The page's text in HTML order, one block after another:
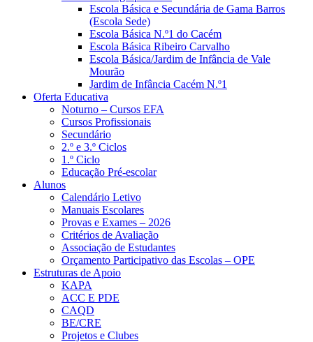
Escola Básica e Secundária de Gama Barros
(Escola Sede)
Escola Básica N.º1 do Cacém
Escola Básica Ribeiro Carvalho
Escola Básica/Jardim de Infância de Vale
Mourão
Jardim de Infância Cacém N.º1
Oferta Educativa
Noturno – Cursos EFA
Cursos Profissionais
Secundário
2.º e 3.º Ciclos
1.º Ciclo
Educação Pré-escolar
Alunos
Calendário Letivo
Manuais Escolares
Provas e Exames – 2026
Critérios de Avaliação
Associação de Estudantes
Orçamento Participativo das Escolas – OPE
Estruturas de Apoio
KAPA
ACC E PDE
CAQD
BE/CRE
Projetos e Clubes